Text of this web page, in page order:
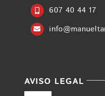
607 40 44 17
AVISO LEGAL